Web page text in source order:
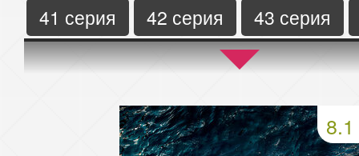
41 серия
42 серия
43 серия
45 серия
46 серия
47 серия
50 серия
51 серия
54 серия
55 серия
8.1